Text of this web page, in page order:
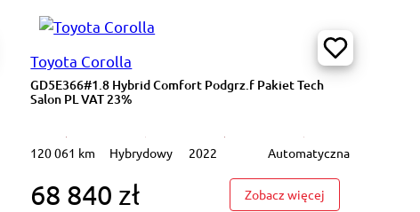
TCe Intens EDC K.cof Salon PL VAT23%
Toyota Corolla
GD5E366#1.8 Hybrid Comfort Podgrz.f Pakiet Tech
Salon PL VAT 23%
120 061 km Hybrydowy 2022 Automatyczna
68 840 zł Zobacz więcej